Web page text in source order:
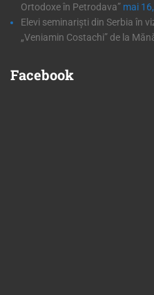
Ortodoxe în Petrodava” mai
Elevi seminariști din Serbia în
„Veniamin Costachi” de la
Facebook